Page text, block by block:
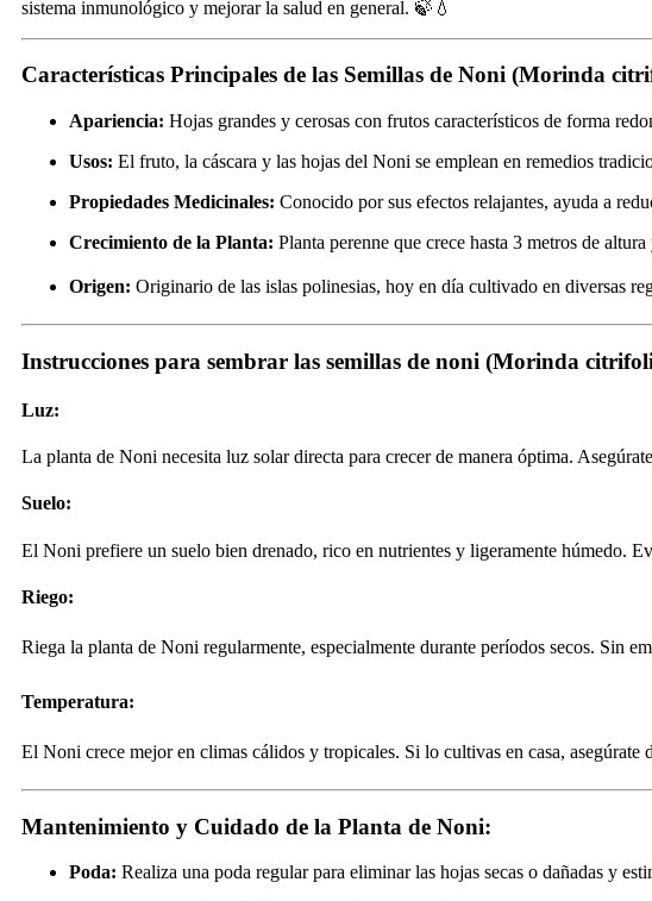
sistema inmunológico y mejorar la salud en general. 🍃💧
Características Principales de las Semillas de Noni (Morinda
Apariencia: Hojas grandes y cerosas con frutos característicos de forma
Usos: El fruto, la cáscara y las hojas del Noni se emplean en remedios
Propiedades Medicinales: Conocido por sus efectos relajantes, ayuda a
Crecimiento de la Planta: Planta perenne que crece hasta 3 metros de
Origen: Originario de las islas polinesias, hoy en día cultivado en diversas
Instrucciones para sembrar las semillas de noni (Morinda
Luz:
La planta de Noni necesita luz solar directa para crecer de manera óptima.
Suelo:
El Noni prefiere un suelo bien drenado, rico en nutrientes y ligeramente húmedo.
Riego:
Riega la planta de Noni regularmente, especialmente durante períodos secos. Sin
Temperatura:
El Noni crece mejor en climas cálidos y tropicales. Si lo cultivas en casa,
Mantenimiento y Cuidado de la Planta de Noni:
Poda: Realiza una poda regular para eliminar las hojas secas o dañadas y